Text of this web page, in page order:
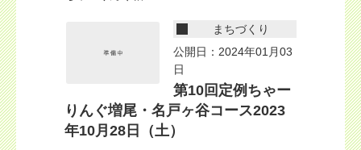
まちづくり
公開日：2024年01月03
日
第10回定例ちゃー
りんぐ増尾・名戸ヶ谷コース2023
年10月28日（土）